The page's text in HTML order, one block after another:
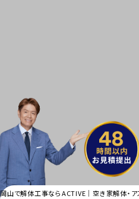
岡山で解体工事ならACTIVE｜空き家解体・ア